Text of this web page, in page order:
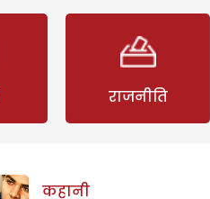
राजनीति
कहानी